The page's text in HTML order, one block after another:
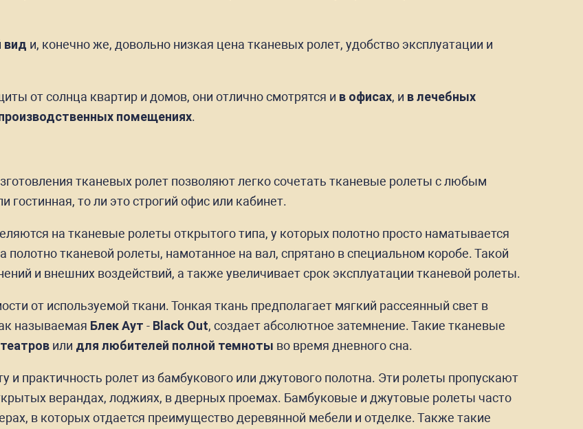
вид и, конечно же, довольно низкая цена тканевых ролет, удобство эксплуатации и
от солнца квартир и домов, они отлично смотрятся и в офисах, и в лечебных
помещениях.
тканевых ролет позволяют легко сочетать тканевые ролеты с любым
гостинная, то ли это строгий офис или кабинет.
на тканевые ролеты открытого типа, у которых полотно просто наматывается
полотно тканевой ролеты, намотанное на вал, спрятано в специальном коробе. Такой
и внешних воздействий, а также увеличивает срок эксплуатации тканевой ролеты.
от используемой ткани. Тонкая ткань предполагает мягкий рассеянный свет в
называемая Блек Аут - Black Out, создает абсолютное затемнение. Такие тканевые
или для любителей полной темноты во время дневного сна.
и практичность ролет из бамбукового или джутового полотна. Эти ролеты пропускают
верандах, лоджиях, в дверных проемах. Бамбуковые и джутовые ролеты часто
в которых отдается преимущество деревянной мебели и отделке. Также такие